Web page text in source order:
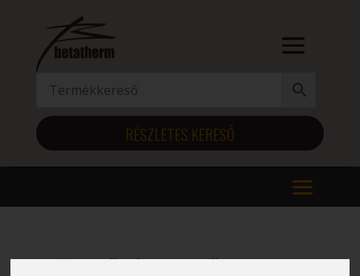
RÉSZLETES KERESŐ
Kezdőlap/ Szélesség (mm) termék / 1325